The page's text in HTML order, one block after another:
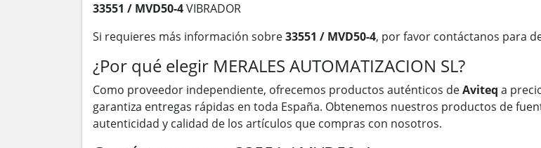
33551 / MVD50-4VIBRADOR
Si requieres más información sobre33551 / MVD50-4, por favor contáctanos para
¿Por qué elegir MERALES AUTOMATIZACION SL?
Como proveedor independiente, ofrecemos productos auténticos deAviteq a
garantiza entregas rápidas en toda España. Obtenemos nuestros productos de
autenticidad y calidad de los artículos que compras con nosotros.